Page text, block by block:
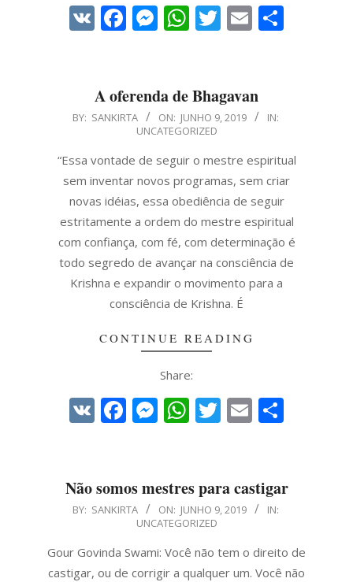
VK Facebook
Messenger
WhatsApp
Twitter
Email
A oferenda de Bhagavan
2019-
09
BY: SANKIRTA ON: JUNHO 9, 2019
IN:
UNCATEGORIZED
“Essa vontade de seguir o mestre espiritual
sem inventar novos programas, sem criar
novas idéias, essa obediência de seguir
estritamente a ordem do mestre espiritual
com confiança, com fé, com determinação é
todo segredo de avançar na consciência de
Krishna e expandir o movimento para a
consciência de Krishna. É
CONTINUE READING
Share:
VK Facebook
Messenger
WhatsApp
Twitter
Email
Não somos mestres para castigar
2019-
09
BY: SANKIRTA ON: JUNHO 9, 2019
IN:
UNCATEGORIZED
Gour Govinda Swami: Você não tem o direito de
castigar, ou de corrigir a qualquer um. Você não